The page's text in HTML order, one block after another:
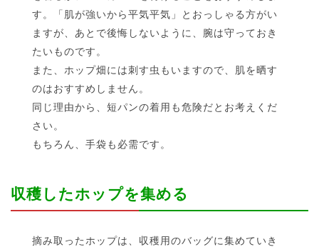
す。「肌が強いから平気平気」とおっしゃる方がい
ますが、あとで後悔しないように、腕は守っておき
たいものです。
また、ホップ畑には刺す虫もいますので、肌を晒す
のはおすすめしません。
同じ理由から、短パンの着用も危険だとお考えくだ
さい。
もちろん、手袋も必需です。
収穫したホップを集める
摘み取ったホップは、収穫用のバッグに集めていき